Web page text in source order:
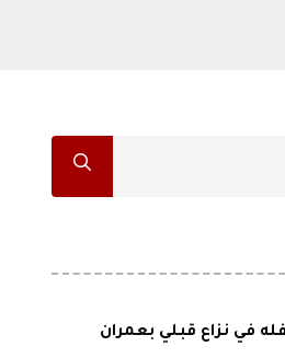
في نزاع قبلي بعمران